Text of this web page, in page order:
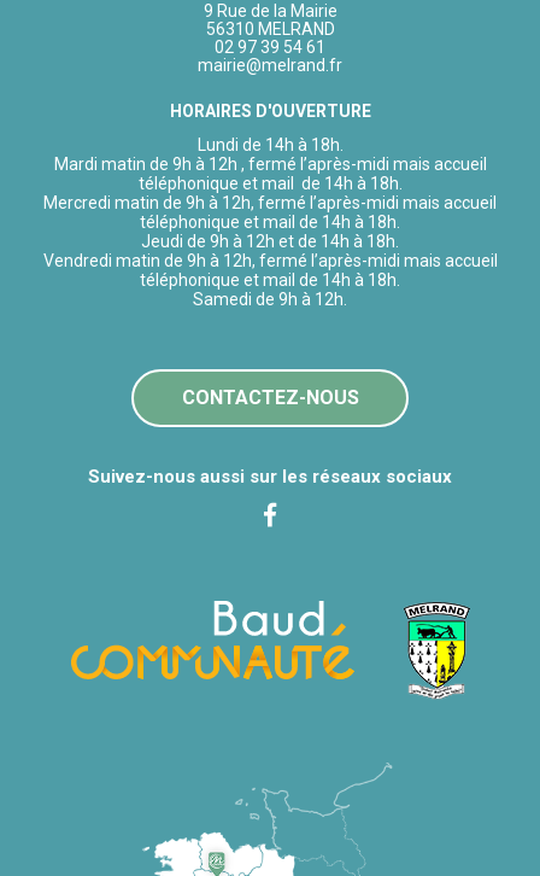
9 Rue de la Mairie
56310 MELRAND
02 97 39 54 61
mairie@melrand.fr
HORAIRES D'OUVERTURE
Lundi de 14h à 18h.
Mardi matin de 9h à 12h , fermé l’après-midi mais accueil
téléphonique et mail de 14h à 18h.
Mercredi matin de 9h à 12h, fermé l’après-midi mais accueil
téléphonique et mail de 14h à 18h.
Jeudi de 9h à 12h et de 14h à 18h.
Vendredi matin de 9h à 12h, fermé l’après-midi mais accueil
téléphonique et mail de 14h à 18h.
Samedi de 9h à 12h.
CONTACTEZ-NOUS
Suivez-nous aussi sur les réseaux sociaux